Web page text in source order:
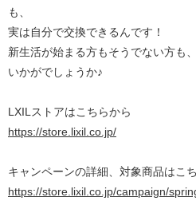
も、
実は自分で交換できるんです！
新生活が始まる方もそうでない方も
いかがでしょうか♪
LXILストアはこちらから
https://store.lixil.co.jp/
キャンペーンの詳細、対象商品はこ
https://store.lixil.co.jp/campaign/